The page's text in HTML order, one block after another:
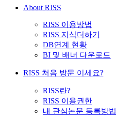
About RISS
RISS 이용방법
RISS 지식더하기
DB연계 현황
BI 및 배너 다운로드
RISS 처음 방문 이세요?
RISS란?
RISS 이용권한
내 관심논문 등록방법